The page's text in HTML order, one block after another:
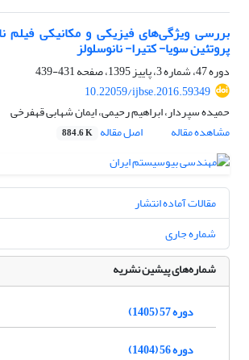
بررسی ویژگی‌های فیزیکی و مکانیکی فیلم
پروتئین سویا- کتیرا- نانوسلولز
دوره 47، شماره 3، پاییز 1395، صفحه
431-439
10.22059/ijbse.2016.59349
حمیده سپردار، ابراهیم رحیمی، ایمان شهابی قهفرخی
مشاهده مقاله
اصل مقاله 884.6 K
مقالات آماده انتشار
شماره جاری
شماره‌های پیشین نشریه
دوره 57 (1405)
دوره 56 (1404)